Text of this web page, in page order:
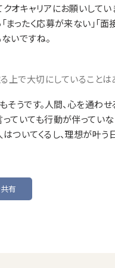
オキャリアにお願いして
ったく応募が来ない」「
いですね。
上で大切にしていることは
そうです。人間、心を通
ていても行動が伴ってい
ついてくるし、理想が叶う
有